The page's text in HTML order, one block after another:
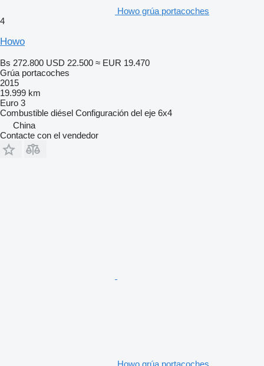
Howo grúa portacoches
4
Howo
Bs 272.800 USD 22.500 ≈ EUR 19.470
Grúa portacoches
2015
19.999 km
Euro 3
Combustible diésel Configuración del eje 6x4
China
Contacte con el vendedor
Howo grúa portacoches